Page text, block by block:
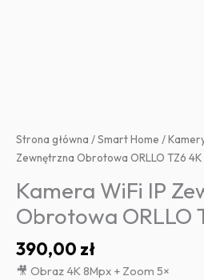
Strona główna /Smart Home /
Zewnętrzna Obrotowa ORLLO TZ6 4K
Kamera WiFi IP
Obrotowa ORLLO
390,00 zł
🎥 Obraz 4K 8Mpx + Zoom 5×